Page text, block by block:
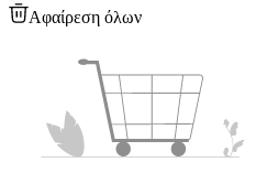
Αφαίρεση όλων